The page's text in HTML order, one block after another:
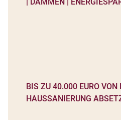
BIS ZU 40.000 EURO VON
HAUSSANIERUNG